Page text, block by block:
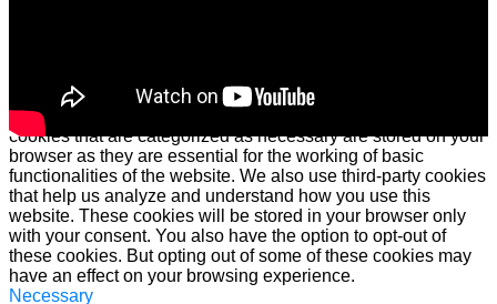
This website uses cookies to improve your experience while
you navigate through the website. Out of these cookies, the
cookies that are categorized as necessary are stored on your
browser as they are essential for the working of basic
functionalities of the website. We also use third-party cookies
that help us analyze and understand how you use this
website. These cookies will be stored in your browser only
with your consent. You also have the option to opt-out of
these cookies. But opting out of some of these cookies may
have an effect on your browsing experience.
Necessary